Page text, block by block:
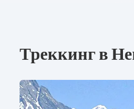
Треккинг в